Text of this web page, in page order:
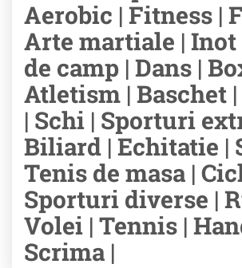
Aerobic | Fitness |
Arte martiale | Inot
de camp | Dans |
Atletism | Baschet
| Schi | Sporturi
Biliard | Echitatie |
Tenis de masa |
Sporturi diverse |
Volei | Tennis |
Scrima |